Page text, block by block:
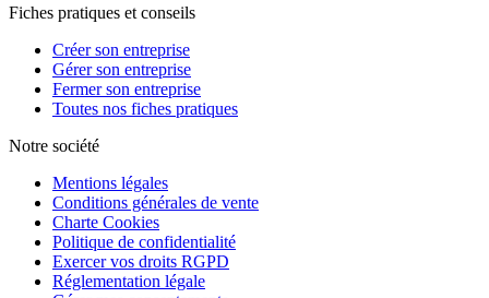
Fiches pratiques et conseils
Créer son entreprise
Gérer son entreprise
Fermer son entreprise
Toutes nos fiches pratiques
Notre société
Mentions légales
Conditions générales de vente
Charte Cookies
Politique de confidentialité
Exercer vos droits RGPD
Réglementation légale